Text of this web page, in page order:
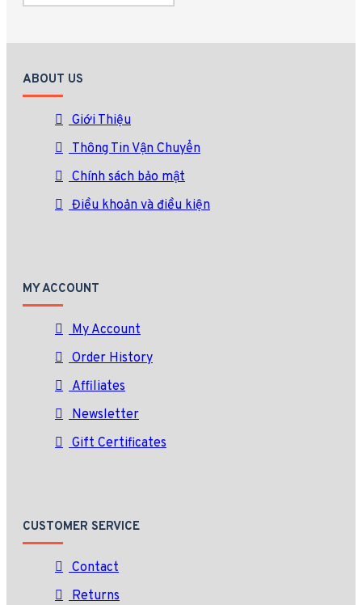
ABOUT US
Giới Thiệu
Thông Tin Vận Chuyển
Chính sách bảo mật
Điều khoản và điều kiện
MY ACCOUNT
My Account
Order History
Affiliates
Newsletter
Gift Certificates
CUSTOMER SERVICE
Contact
Returns